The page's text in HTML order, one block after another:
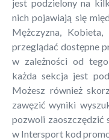
jest podzielony na
nich pojawiają się
Mężczyzna,
przeglądać dostępne
w zależności od
każda sekcja jest
Możesz również
zawęzić wyniki
pozwoli zaoszczędzić
w Intersport kod